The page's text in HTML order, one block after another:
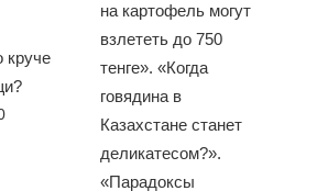
круче
на картофель могут
взлететь до 750
тенге». «Когда
говядина в
Казахстане станет
деликатесом?».
«Парадоксы